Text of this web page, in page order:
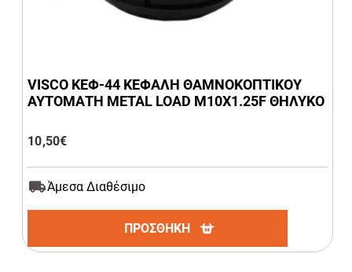
VISCO ΚΕΦ-44 ΚΕΦΑΛΗ ΘΑΜΝΟΚΟΠΤΙΚΟΥ
ΑΥΤΟΜΑΤΗ METAL LOAD M10X1.25F ΘΗΛΥΚΟ
10,50€
Άμεσα Διαθέσιμο
ΠΡΟΣΘΗΚΗ